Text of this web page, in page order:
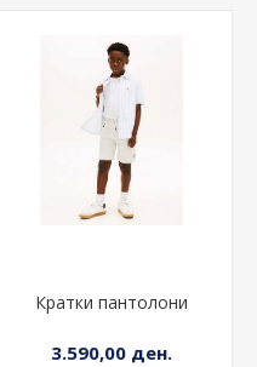
Кратки пантолони
3.590,00 ден.